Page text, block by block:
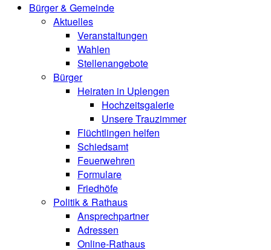
Bürger & Gemeinde
Aktuelles
Veranstaltungen
Wahlen
Stellenangebote
Bürger
Heiraten in Uplengen
Hochzeitsgalerie
Unsere Trauzimmer
Flüchtlingen helfen
Schiedsamt
Feuerwehren
Formulare
Friedhöfe
Politik & Rathaus
Ansprechpartner
Adressen
Online-Rathaus